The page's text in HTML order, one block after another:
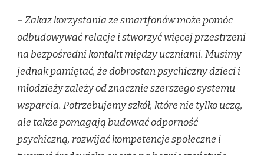
–Zakaz korzystania ze smartfonów może pomóc
odbudowywać relacje i stworzyć więcej przestrzeni
na bezpośredni kontakt między uczniami. Musimy
jednak pamiętać, że dobrostan psychiczny dzieci i
młodzieży zależy od znacznie szerszego systemu
wsparcia. Potrzebujemy szkół, które nie tylko uczą,
ale także pomagają budować odporność
psychiczną, rozwijać kompetencje społeczne i